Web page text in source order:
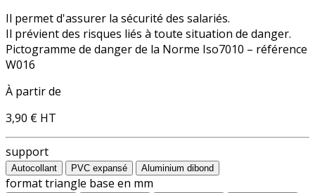
Il permet d'assurer la sécurité des salariés.
Il prévient des risques liés à toute situation de danger.
Pictogramme de danger de la Norme Iso7010 – référence
W016
À partir de
3,90 € HT
support
Autocollant PVC expansé Aluminium dibond
format triangle base en mm